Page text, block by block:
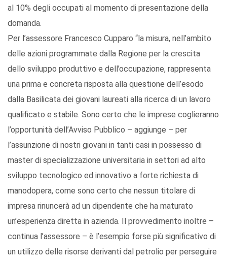
al 10% degli occupati al momento di presentazione della
domanda.
Per l’assessore Francesco Cupparo “la misura, nell’ambito
delle azioni programmate dalla Regione per la crescita
dello sviluppo produttivo e dell’occupazione, rappresenta
una prima e concreta risposta alla questione dell’esodo
dalla Basilicata dei giovani laureati alla ricerca di un lavoro
qualificato e stabile. Sono certo che le imprese coglieranno
l’opportunità dell’Avviso Pubblico – aggiunge – per
l’assunzione di nostri giovani in tanti casi in possesso di
master di specializzazione universitaria in settori ad alto
sviluppo tecnologico ed innovativo a forte richiesta di
manodopera, come sono certo che nessun titolare di
impresa rinuncerà ad un dipendente che ha maturato
un’esperienza diretta in azienda. Il provvedimento inoltre –
continua l’assessore – è l’esempio forse più significativo di
un utilizzo delle risorse derivanti dal petrolio per perseguire